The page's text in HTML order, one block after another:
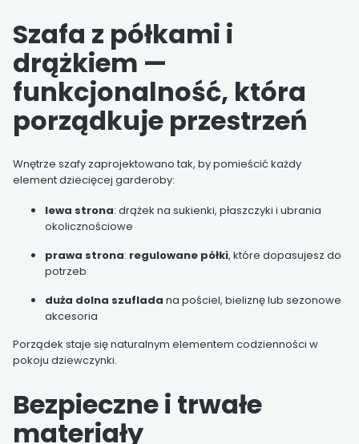
Szafa z półkami i
drążkiem —
funkcjonalność, która
porządkuje przestrzeń
Wnętrze szafy zaprojektowano tak, by pomieścić każdy
element dziecięcej garderoby:
lewa strona: drążek na sukienki, płaszczyki i ubrania
okolicznościowe
prawa strona: regulowane półki, które dopasujesz do
potrzeb
duża dolna szuflada na pościel, bieliznę lub sezonowe
akcesoria
Porządek staje się naturalnym elementem codzienności w
pokoju dziewczynki.
Bezpieczne i trwałe
materiały